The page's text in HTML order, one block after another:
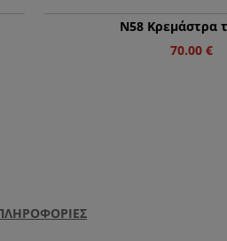
Ν58 Κρεμάστρα
70.00€